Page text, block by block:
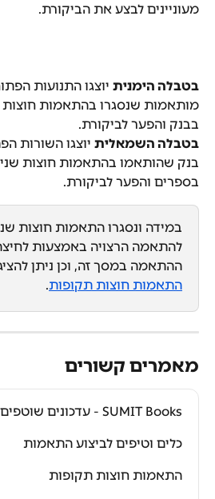
מעוניינים לבצע את הביקורת.
בטבלה הימנית יוצגו התנועות
מותאמות שנסגרו בהתאמות חוצות
בבנק והפער לביקורת.
בטבלה השמאלית יוצגו השורות
בנק שהותאמו בהתאמות חוצות
בספרים והפער לביקורת.
במידה ונסגרו התאמות חוצות
להתאמה הרצויה באמצעות
ההתאמה במסך זה, וכן ניתן
התאמות חוצות תקופות.
מאמרים קשורים
SUMIT Books - עדכונים שוטפים על המערכת
כלים וטיפים לביצוע התאמות
התאמות חוצות תקופות